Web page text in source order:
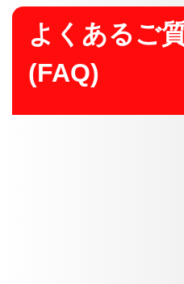
よくあるご
(FAQ)